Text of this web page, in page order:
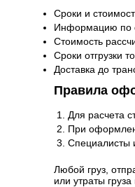
Сроки и
Информацию по
Стоимость
Сроки отгрузки
Доставка до
Правила
Для расчета
При
Специалисты
Любой груз,
или утраты